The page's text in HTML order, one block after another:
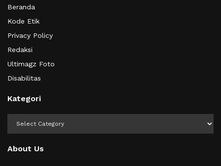
Beranda
Kode Etik
Privacy Policy
Redaksi
Ultimagz Foto
Disabilitas
Kategori
About Us